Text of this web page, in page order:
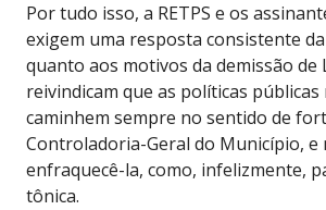
Por tudo isso, a RETPS e os
exigem uma resposta consistente
quanto aos motivos da demissão de
reivindicam que as políticas
caminhem sempre no sentido de
Controladoria-Geral do Município, e
enfraquecê-la, como, infelizmente,
tônica.